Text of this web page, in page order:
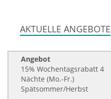
AKTUELLE ANGEBOTE
Angebot
15% Wochentagsrabatt 4
Nächte (Mo.-Fr.)
Spätsommer/Herbst